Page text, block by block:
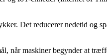
Det reducerer nedetid og
når maskiner begynder at